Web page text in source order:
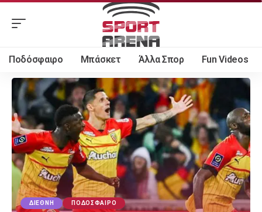
Ποδόσφαιρο Μπάσκετ Άλλα Σπορ Fun Videos
ΔΙΕΘΝΉ ΠΟΔΌΣΦΑΙΡΟ